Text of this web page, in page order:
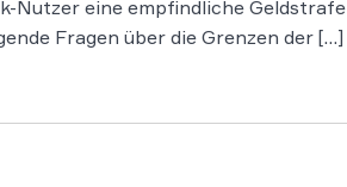
Nutzer eine empfindliche Geldstrafe
Fragen über die Grenzen der […]